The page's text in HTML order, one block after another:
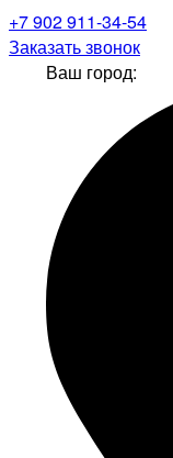
+7 902 911-34-54
Заказать звонок
Ваш город: